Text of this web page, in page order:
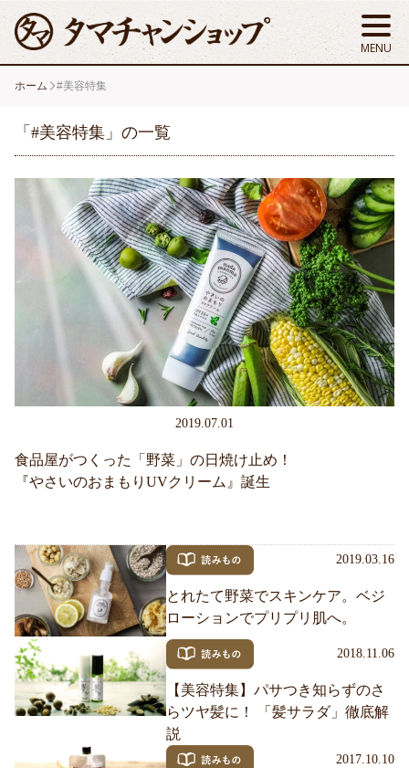
ホーム #美容特集
「#美容特集」の一覧
2019.07.01
食品屋がつくった「野菜」の日焼け止め！
『やさいのおまもりUVクリーム』誕生
2019.03.16
とれたて野菜でスキンケア。ベジ
ローションでプリプリ肌へ。
2018.11.06
【美容特集】パサつき知らずのさ
らツヤ髪に！ 「髪サラダ」徹底解
説
2017.10.10